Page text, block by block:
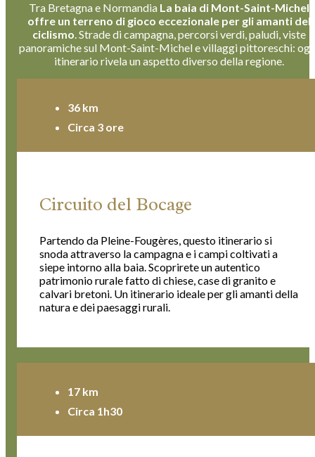
Tra Bretagna e Normandia La baia di Mont-Saint-Michel
offre un terreno di gioco eccezionale per gli amanti del
ciclismo. Strade di campagna, percorsi verdi, paludi, viste
panoramiche sul Mont-Saint-Michel e villaggi pittoreschi:
itinerario rivela un aspetto diverso della regione.
36 km
Circa 3 ore
Circuito del Bocage
Partendo da Pleine-Fougères, questo itinerario si
snoda attraverso la campagna e i campi coltivati a
siepe intorno alla baia. Scoprirete un autentico
patrimonio rurale fatto di chiese, case di granito e
calvari bretoni. Un itinerario ideale per gli amanti della
natura e dei paesaggi rurali.
17 km
Circa 1h30